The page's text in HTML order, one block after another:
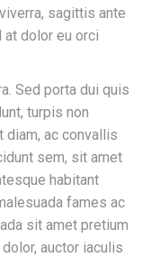
sagittis ante
at dolor eu orci
Sed porta dui quis
turpis non
diam, ac convallis
sem, sit amet
habitant
fames ac
sit amet pretium
auctor iaculis